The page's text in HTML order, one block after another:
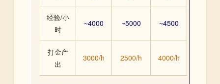
经验/小
时
~4000 ~5000 ~4500
打金产
出
3000/h 2500/h 4000/h